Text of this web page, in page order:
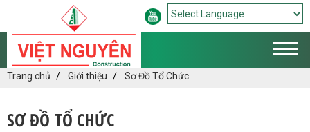
Powered by Translate
Trang chủ Giới thiệu Sơ Đồ Tổ Chức
SƠ ĐỒ TỔ CHỨC